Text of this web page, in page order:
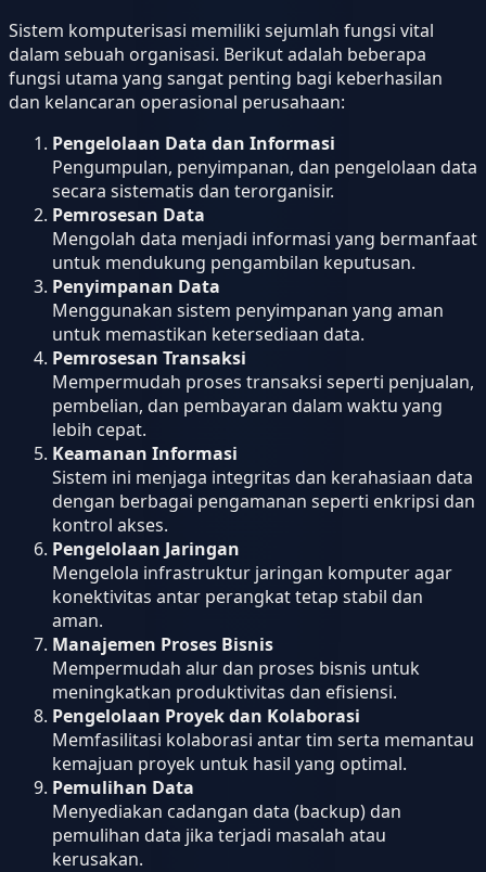
Sistem komputerisasi memiliki sejumlah fungsi vital
dalam sebuah organisasi. Berikut adalah beberapa
fungsi utama yang sangat penting bagi keberhasilan
dan kelancaran operasional perusahaan:
Pengelolaan Data dan Informasi
Pengumpulan, penyimpanan, dan pengelolaan data
secara sistematis dan terorganisir.
Pemrosesan Data
Mengolah data menjadi informasi yang bermanfaat
untuk mendukung pengambilan keputusan.
Penyimpanan Data
Menggunakan sistem penyimpanan yang aman
untuk memastikan ketersediaan data.
Pemrosesan Transaksi
Mempermudah proses transaksi seperti penjualan,
pembelian, dan pembayaran dalam waktu yang
lebih cepat.
Keamanan Informasi
Sistem ini menjaga integritas dan kerahasiaan data
dengan berbagai pengamanan seperti enkripsi dan
kontrol akses.
Pengelolaan Jaringan
Mengelola infrastruktur jaringan komputer agar
konektivitas antar perangkat tetap stabil dan
aman.
Manajemen Proses Bisnis
Mempermudah alur dan proses bisnis untuk
meningkatkan produktivitas dan efisiensi.
Pengelolaan Proyek dan Kolaborasi
Memfasilitasi kolaborasi antar tim serta memantau
kemajuan proyek untuk hasil yang optimal.
Pemulihan Data
Menyediakan cadangan data (backup) dan
pemulihan data jika terjadi masalah atau
kerusakan.